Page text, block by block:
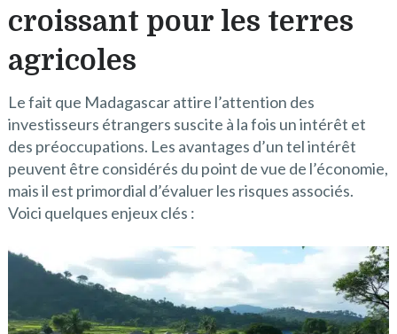
croissant pour les terres
agricoles
Le fait que Madagascar attire l’attention des
investisseurs étrangers suscite à la fois un intérêt et
des préoccupations. Les avantages d’un tel intérêt
peuvent être considérés du point de vue de l’économie,
mais il est primordial d’évaluer les risques associés.
Voici quelques enjeux clés :